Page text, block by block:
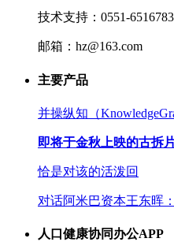
技术支持：0551-
邮箱：hz@163.com
主要产品
并操纵知（
即将于金秋上映的古拆
恰是对该的活泼回
对话阿米巴资本王东晖
人口健康协同办公APP